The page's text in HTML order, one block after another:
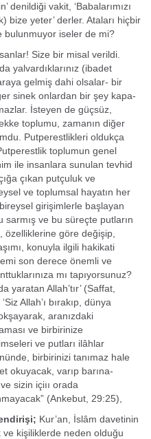
denildiği vakit, ‘Babalarımızı
bize yeter’ derler. Ataları hiçbir
bulunmuyor iseler de mi?
Size bir misal verildi.
yalvardıklarınız (ibadet
gelmiş dahi ol­salar- bir
sinek onlardan bir şey kapa­
İsteyen de güçsüz,
toplumu, zamanın diğer
Put­perestlikleri oldukça
toplumun genel
ile insanlara sunulan tevhid
çıkan putçuluk ve
ve toplumsal hayatın her
bireysel girişimlerle başlayan
ve bu süreçte putların
özelliklerine göre değişip,
konuyla ilgili ha­kikati
son derece önemli ve
mı tapıyorsunuz?
yaratan Allah’tır’ (Saffat,
Allah’ı bırakıp, dünya
aranızdaki
ve birbirinize
ve putları ilâhlar
birbirinizi tanımaz hale
okuyacak, varıp barına­
sizin içiıı orada
(Ankebut, 29:25),
Kur’an, İslâm davetinin
ve kişiliklerde neden olduğu